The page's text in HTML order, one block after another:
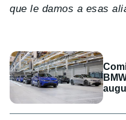
que le damos a esas